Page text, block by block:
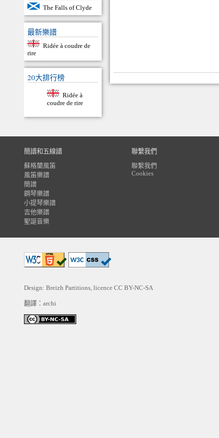
The Falls of Clyde
最新樂譜
Ridée à coudre de
rire
20大排行榜
Ridée à
coudre de rire
簡譜和五線譜
蘇格蘭風笛
風笛樂譜
簡譜
鋼琴樂譜
小提琴樂譜
吉他樂譜
聖誕音樂
聯繫我們
聯繫我們
Cookies
Design: Breizh Partitions, licence CC BY-NC-SA
翻譯：archi